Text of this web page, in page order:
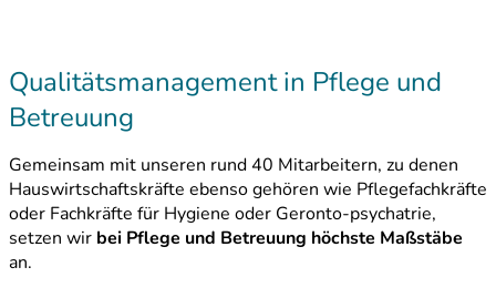
Qualitätsmanagement in Pflege und
Be­treu­ung
Gemeinsam mit unseren rund 40 Mitarbeitern, zu denen
Hauswirtschaftskräfte ebenso gehören wie Pflegefachkräfte
oder Fachkräfte für Hygiene oder Geronto-psychatrie,
setzen wir bei Pflege und Betreuung höchste Maßstäbe
an.